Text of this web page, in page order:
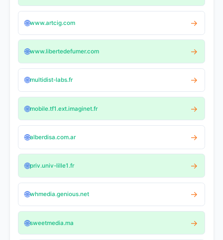
🌐www.artcig.com →
🌐www.libertedefumer.com →
🌐multidist-labs.fr →
🌐mobile.tf1.ext.imaginet.fr →
🌐alberdisa.com.ar →
🌐priv.univ-lille1.fr →
🌐whmedia.genious.net →
🌐sweetmedia.ma →